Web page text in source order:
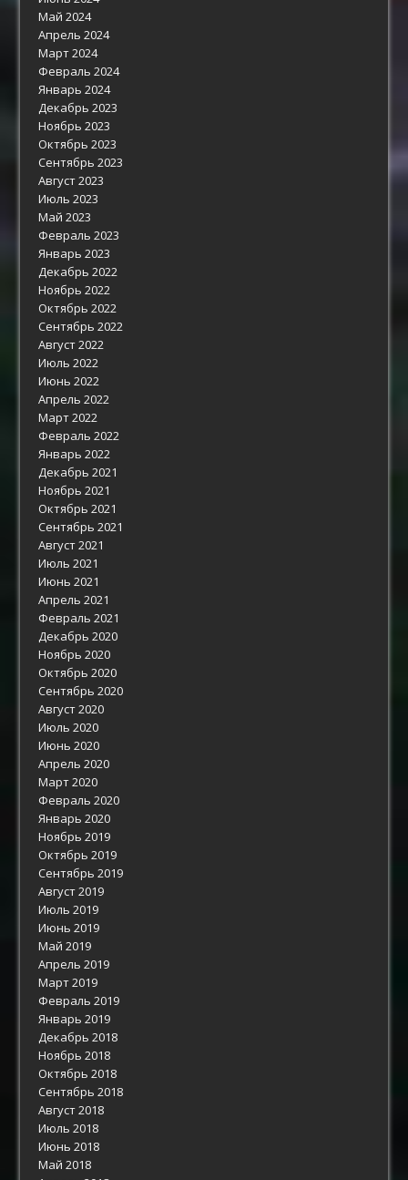
Май 2024
Апрель 2024
Март 2024
Февраль 2024
Январь 2024
Декабрь 2023
Ноябрь 2023
Октябрь 2023
Сентябрь 2023
Август 2023
Июль 2023
Май 2023
Февраль 2023
Январь 2023
Декабрь 2022
Ноябрь 2022
Октябрь 2022
Сентябрь 2022
Август 2022
Июль 2022
Июнь 2022
Апрель 2022
Март 2022
Февраль 2022
Январь 2022
Декабрь 2021
Ноябрь 2021
Октябрь 2021
Сентябрь 2021
Август 2021
Июль 2021
Июнь 2021
Апрель 2021
Февраль 2021
Декабрь 2020
Ноябрь 2020
Октябрь 2020
Сентябрь 2020
Август 2020
Июль 2020
Июнь 2020
Апрель 2020
Март 2020
Февраль 2020
Январь 2020
Ноябрь 2019
Октябрь 2019
Сентябрь 2019
Август 2019
Июль 2019
Июнь 2019
Май 2019
Апрель 2019
Март 2019
Февраль 2019
Январь 2019
Декабрь 2018
Ноябрь 2018
Октябрь 2018
Сентябрь 2018
Август 2018
Июль 2018
Июнь 2018
Май 2018